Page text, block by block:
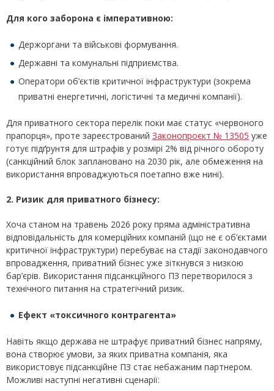
Для кого заборона є імперативною:
Держоргани та військові формування.
Державні та комунальні підприємства.
Оператори об’єктів критичної інфраструктури (зокрема
приватні енергетичні, логістичні та медичні компанії).
Для приватного сектора перелік поки має статус «червоного
прапорця», проте зареєстрований Законопроєкт № 13505 уже
готує підґрунтя для штрафів у розмірі 2% від річного обороту
(санкційний блок заплановано на 2030 рік, але обмеження на
використання впроваджуються поетапно вже нині).
2. Ризик для приватного бізнесу:
Хоча станом на травень 2026 року пряма адміністративна
відповідальність для комерційних компаній (що не є об’єктами
критичної інфраструктури) перебуває на стадії законодавчого
впровадження, приватний бізнес уже зіткнувся з низкою
бар’єрів. Використання підсанкційного ПЗ перетворилося з
технічного питання на стратегічний ризик.
Ефект «токсичного контрагента»
Навіть якщо держава не штрафує приватний бізнес напряму,
вона створює умови, за яких приватна компанія, яка
використовує підсанкційне ПЗ стає небажаним партнером.
Можливі наступні негативні сценарії: